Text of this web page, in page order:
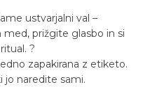
ustvarjalni val –
med, prižgite glasbo in si
?
zapakirana z etiketo.
jo naredite sami.